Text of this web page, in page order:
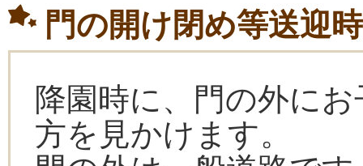
門の開け閉め等送迎
降園時に、門の外に
方を見かけます。